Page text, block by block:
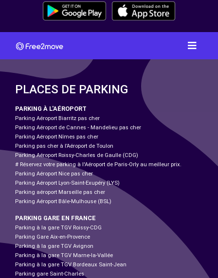
PLACES DE PARKING
PARKING À L'AÉROPORT
Parking Aéroport Biarritz pas cher
Parking Aéroport de Cannes - Mandelieu pas cher
Parking Aéroport Nîmes pas cher
Parking pas cher à l’Aéroport de Toulon
Parking Aéroport Roissy-Charles de Gaulle (CDG)
# Réservez votre parking à l'Aéroport de Paris-Orly au meilleur prix.
Parking Aéroport Nice pas cher
Parking Aéroport Lyon-Saint-Exupéry (LYS)
Parking aéroport Marseille pas cher
Parking Aéroport Bâle-Mulhouse (BSL)
PARKING GARE EN FRANCE
Parking à la gare TGV Roissy-CDG
Parking Gare Aix-en-Provence
Parking à la gare TGV Avignon
Parking à la gare TGV Marne-la-Vallée
Parking à la gare TGV Bordeaux Saint-Jean
Parking gare Saint-Charles